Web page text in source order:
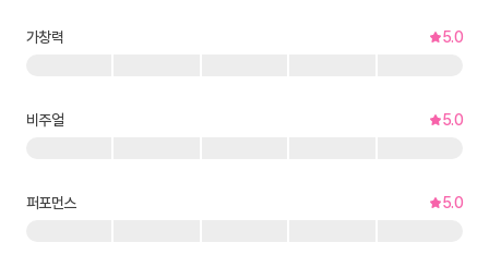
가창력 5.0
비주얼 5.0
퍼포먼스 5.0